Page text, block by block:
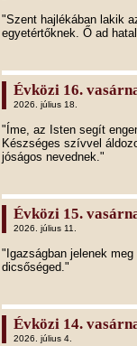
"Szent hajlékában lakik
egyetértőknek. Ő ad
Évközi 16.
2026. július 18.
"Íme, az Isten segít
Készséges szívvel
jóságos nevednek."
Évközi 15.
2026. július 11.
"Igazságban jelenek
dicsőséged."
Évközi 14.
2026. július 4.